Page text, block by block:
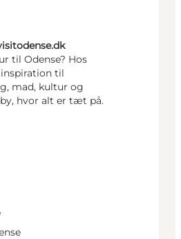
til Odense? Hos
til
mad, kultur og
hvor alt er tæt på.